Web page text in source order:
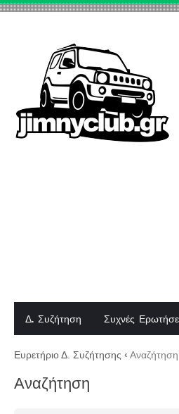
Δ. Συζήτηση Συχνές
Ευρετήριο Δ. Συζήτησης ‹ Αναζήτηση
Αναζήτηση